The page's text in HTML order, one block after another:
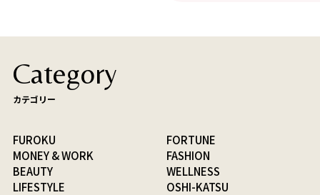
Category
カテゴリー
FUROKU
FORTUNE
MONEY & WORK
FASHION
BEAUTY
WELLNESS
LIFESTYLE
OSHI-KATSU